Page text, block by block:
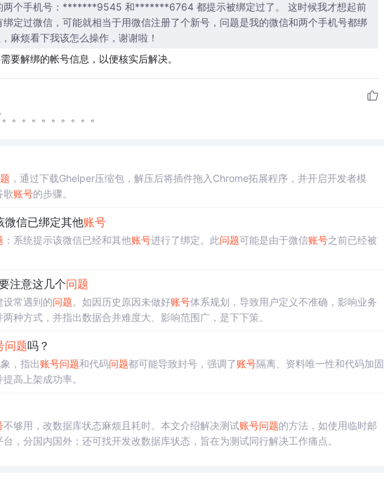
机号：*******9545 和*******6764 都提示被绑定过了。 这时候我才想起前
定过微信，可能就相当于用微信注册了个新号，问题是我的微信和两个手机号都绑
麻烦看下我该怎么操作，谢谢啦！
要解绑的帐号信息，以便核实后解决。
。。。。。。。。。
，通过下载Ghelper压缩包，解压后将插件拖入Chrome拓展程序，并开启开发者模
歌账号的步骤。
微信已绑定其他账号
：系统提示该微信已经和其他账号进行了绑定。此问题可能是由于微信账号之前已经被
注意这几个问题
设常遇到的问题。如因历史原因未做好账号体系规划，导致用户定义不准确，影响业务
种方式，并指出数据合并难度大、影响范围广，是下下策。
问题吗？
，指出账号问题和代码问题都可能导致封号，强调了账号隔离、资料唯一性和代码加固
高上架成功率。
不够用，改数据库状态麻烦且耗时。本文介绍解决测试账号问题的方法，如使用临时邮
，分国内国外；还可找开发改数据库状态，旨在为测试同行解决工作痛点。